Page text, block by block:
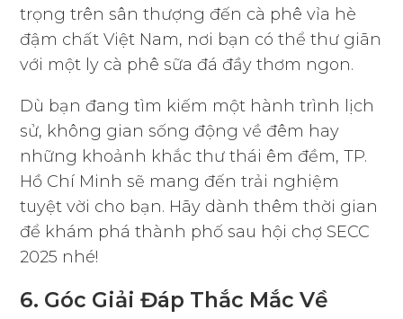
trọng trên sân thượng đến cà phê vỉa hè
đậm chất Việt Nam, nơi bạn có thể thư giãn
với một ly cà phê sữa đá đầy thơm ngon.
Dù bạn đang tìm kiếm một hành trình lịch
sử, không gian sống động về đêm hay
những khoảnh khắc thư thái êm đềm, TP.
Hồ Chí Minh sẽ mang đến trải nghiệm
tuyệt vời cho bạn. Hãy dành thêm thời gian
để khám phá thành phố sau hội chợ SECC
2025 nhé!
6. Góc Giải Đáp Thắc Mắc Về